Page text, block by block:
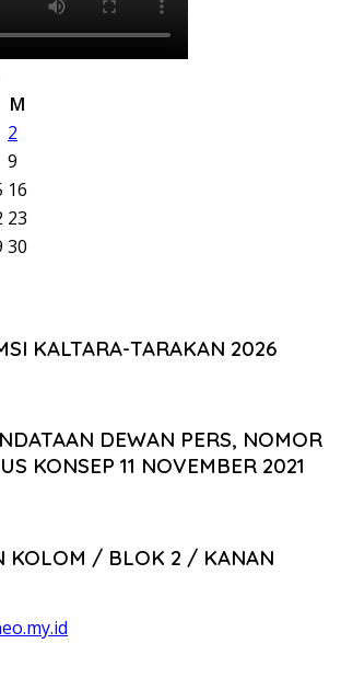
M
2
9
16
23
30
KALTARA-TARAKAN 2026
DEWAN PERS, NOMOR
KONSEP 11 NOVEMBER 2021
KOLOM / BLOK 2 / KANAN